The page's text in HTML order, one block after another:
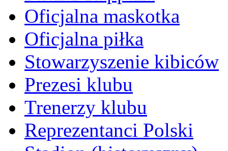
Oficjalna maskotka
Oficjalna piłka
Stowarzyszenie kibiców
Prezesi klubu
Trenerzy klubu
Reprezentanci Polski